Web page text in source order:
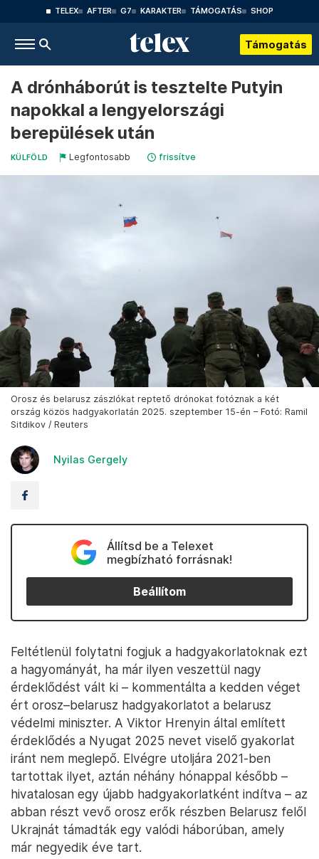
TELEX AFTER G7 KARAKTER TÁMOGATÁS SHOP
Támogatás
A drónháborút is tesztelte Putyin
napokkal a lengyelországi
berepülések után
KÜLFÖLD Legfontosabb frissítve
Orosz és belarusz zászlókat reptető drónokat fotóznak a két
ország közös hadgyakorlatán 2025. szeptember 15-én – Fotó: Ramil
Sitdikov / Reuters
Nyilas Gergely
Állítsd be a Telexet
megbízható forrásnak!
Beállítom
Feltétlenül folytatni fogjuk a hadgyakorlatoknak ezt
a hagyományát, ha már ilyen veszettül nagy
érdeklődést vált ki – kommentálta a kedden véget
ért orosz–belarusz hadgyakorlatot a belarusz
védelmi miniszter. A Viktor Hrenyin által említett
érdeklődés a Nyugat 2025 nevet viselő gyakorlat
iránt nem meglepő. Elvégre utoljára 2021-ben
tartottak ilyet, aztán néhány hónappal később –
hivatalosan egy újabb hadgyakorlatként indítva – az
abban részt vevő orosz erők részben Belarusz felől
Ukrajnát támadták egy valódi háborúban, amely
már negyedik éve tart.